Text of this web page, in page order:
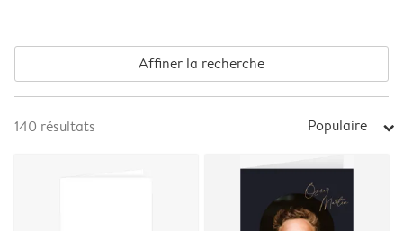
Affiner la recherche
140 résultats Populaire arrow_right